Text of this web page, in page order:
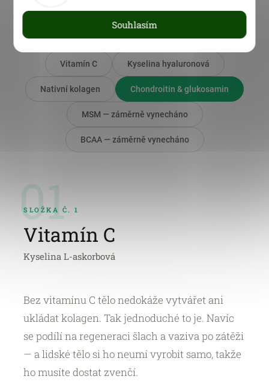
Souhlasím
Vitamín C Kyselina hyaluronová
Nativní kolagen Chondroitin & glukosamin
MSM — záměrně vynecháno
BCAA — záměrně vynecháno
01
SLOŽKA Č. 1
Vitamín C
Kyselina L-askorbová
Bez vitamínu C tělo nedokáže vytvářet ani
ukládat kolagen. Tak jednoduché to je. Navíc
se podílí na regeneraci šlach a vaziva po zátěži
— a lidské tělo si ho neumí vyrobit samo, takže
ho musíte dostat zvenčí.